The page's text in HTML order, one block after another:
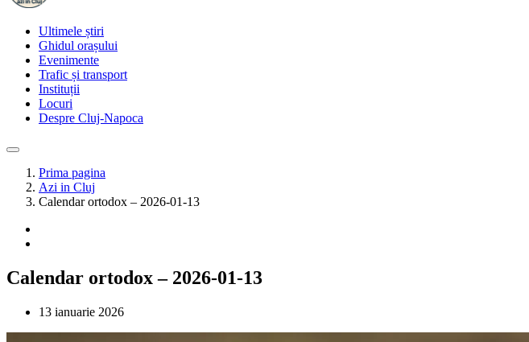
Ultimele știri
Ghidul orașului
Evenimente
Trafic și transport
Instituții
Locuri
Despre Cluj-Napoca
Prima pagina
Azi in Cluj
Calendar ortodox – 2026-01-13
Calendar ortodox – 2026-01-13
13 ianuarie 2026